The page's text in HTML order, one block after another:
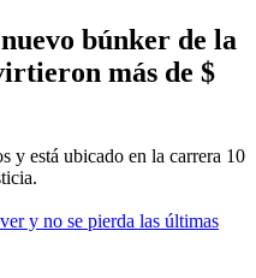
búnker de la
más de $
y está ubicado en la carrera 10
y no se pierda las últimas